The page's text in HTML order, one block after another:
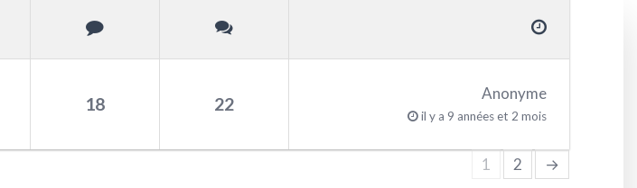
18 22
Anonyme
il y a 9 années et 2 mois
1 2 →